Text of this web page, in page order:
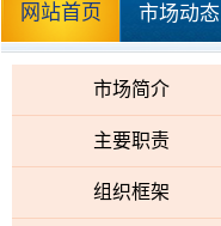
网站首页 市场动态
市场简介
主要职责
组织框架